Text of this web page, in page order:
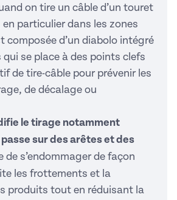
on tire un câble d’un touret
particulier dans les zones
composée d’un diabolo intégré
se place à des points clefs
de tire-câble pour prévenir les
de décalage ou
le tirage notamment
sur des arêtes et des
de s’endommager de façon
les frottements et la
produits tout en réduisant la